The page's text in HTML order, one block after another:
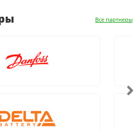
Все партнеры